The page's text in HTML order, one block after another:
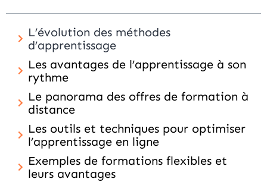
L’évolution des méthodes
d’apprentissage
Les avantages de l’apprentissage à son
rythme
Le panorama des offres de formation à
distance
Les outils et techniques pour optimiser
l’apprentissage en ligne
Exemples de formations flexibles et
leurs avantages